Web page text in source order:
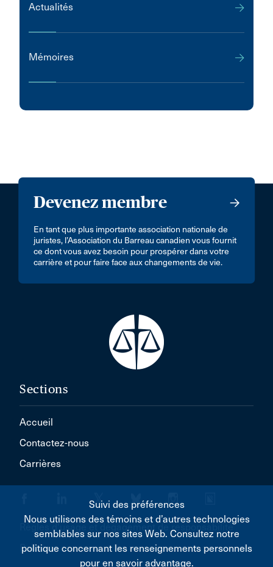
Actualités
Mémoires
Devenez membre
En tant que plus importante association nationale de
juristes, l’Association du Barreau canadien vous fournit
ce dont vous avez besoin pour prospérer dans votre
carrière et pour faire face aux changements de vie.
Sections
Accueil
Contactez-nous
Carrières
Règles d'usage et dégagement de responsabilité
Politique concernant les renseignements personnels
Suivi des préférences
Nous utilisons des témoins et d’autres technologies
semblables sur nos sites Web. Consultez notre
politique concernant les renseignements personnels
pour en savoir advantage.